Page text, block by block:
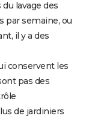
lavage des
par semaine, ou
il y a des
conservent les
pas des
de jardiniers